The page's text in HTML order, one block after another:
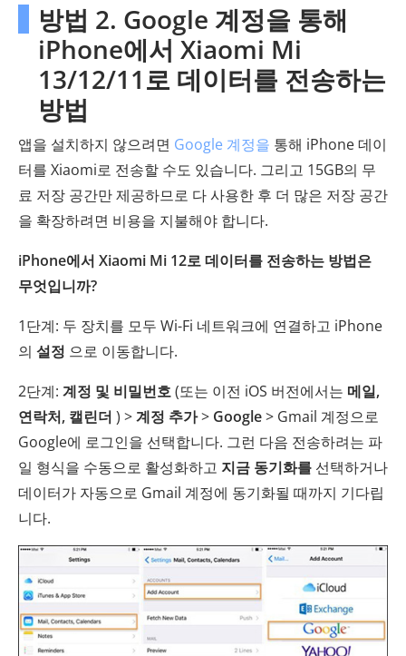
방법 2. Google 계정을 통해
iPhone에서 Xiaomi Mi
13/12/11로 데이터를 전송하는
방법
앱을 설치하지 않으려면 Google 계정을 통해 iPhone 데이
터를 Xiaomi로 전송할 수도 있습니다. 그리고 15GB의 무
료 저장 공간만 제공하므로 다 사용한 후 더 많은 저장 공간
을 확장하려면 비용을 지불해야 합니다.
iPhone에서 Xiaomi Mi 12로 데이터를 전송하는 방법은
무엇입니까?
1단계: 두 장치를 모두 Wi-Fi 네트워크에 연결하고 iPhone
의 설정 으로 이동합니다.
2단계: 계정 및 비밀번호(또는 이전 iOS 버전에서는 메일,
연락처, 캘린더 ) >계정 추가> Google> Gmail 계정으로
Google에 로그인을 선택합니다. 그런 다음 전송하려는 파
일 형식을 수동으로 활성화하고 지금 동기화를 선택하거나
데이터가 자동으로 Gmail 계정에 동기화될 때까지 기다립
니다.